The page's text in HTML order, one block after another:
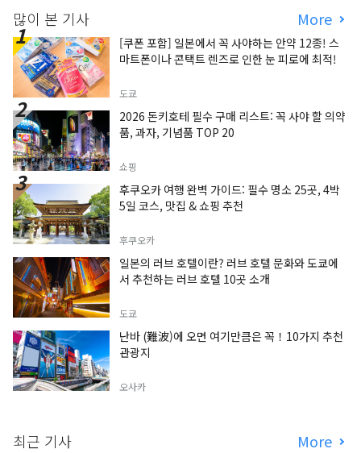
많이 본 기사 More
[쿠폰 포함] 일본에서 꼭 사야하는 안약 12종! 스
마트폰이나 콘택트 렌즈로 인한 눈 피로에 최적!
도쿄
2026 돈키호테 필수 구매 리스트: 꼭 사야 할 의약
품, 과자, 기념품 TOP 20
쇼핑
후쿠오카 여행 완벽 가이드: 필수 명소 25곳, 4박
5일 코스, 맛집 & 쇼핑 추천
후쿠오카
일본의 러브 호텔이란? 러브 호텔 문화와 도쿄에
서 추천하는 러브 호텔 10곳 소개
도쿄
난바 (難波)에 오면 여기만큼은 꼭！10가지 추천
관광지
오사카
최근 기사 More